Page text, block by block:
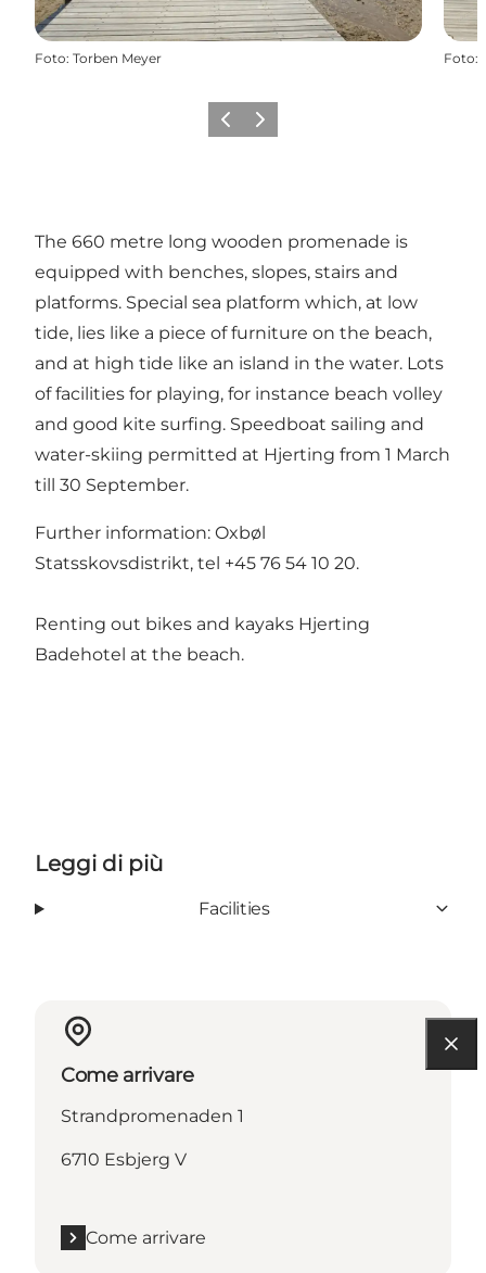
Foto: Torben Meyer Foto:
Precedente
Avanti
The 660 metre long wooden promenade is
equipped with benches, slopes, stairs and
platforms. Special sea platform which, at low
tide, lies like a piece of furniture on the beach,
and at high tide like an island in the water. Lots
of facilities for playing, for instance beach volley
and good kite surfing. Speedboat sailing and
water-skiing permitted at Hjerting from 1 March
till 30 September.
Further information: Oxbøl
Statsskovsdistrikt, tel +45 76 54 10 20.
Renting out bikes and kayaks Hjerting
Badehotel at the beach.
Leggi di più
Facilities
Come arrivare
Strandpromenaden 1
6710 Esbjerg V
Come arrivare